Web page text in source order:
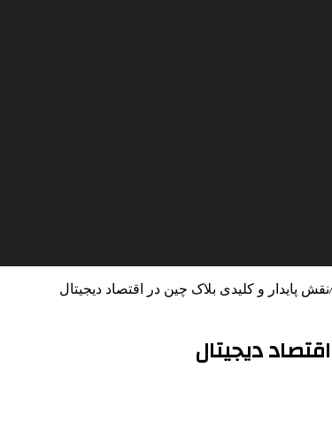
/نقش پایدار و کلیدی بلاک چین در اقتصاد دیجیتال
دیجیتال